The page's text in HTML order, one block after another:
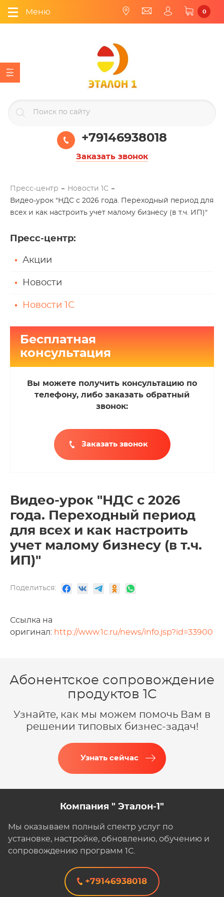
Меню 0
+79146938018
Заказать звонок
Пресс-центр
Новости 1С
Видео-урок "НДС с 2026 года. Переходный период для
всех и как настроить учет малому бизнесу (в т.ч. ИП)"
Пресс-центр:
Акции
Новости
Новости 1С
Бесплатная
консультация
Вы можете получить консультацию по
телефону, либо заказать обратный
звонок:
Заказать звонок
Видео-урок "НДС с 2026
года. Переходный период
для всех и как настроить
учет малому бизнесу (в т.ч.
ИП)"
Поделиться:
Ссылка на
оригинал: http://www.1c.ru/news/info.jsp?id=33900
Абонентское сопровождение
продуктов 1C
Узнайте, как мы можем помочь Вам в
решении типовых бизнес-задач!
Узнать сейчас
Компания " Эталон-1"
Мы оказываем полный спектр услуг по
установке, настройке, обновлению, обучению и
сопровождению программ 1С.
+79146938018